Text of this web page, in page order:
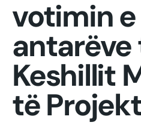
votimin e
antarëve
Keshillit
të